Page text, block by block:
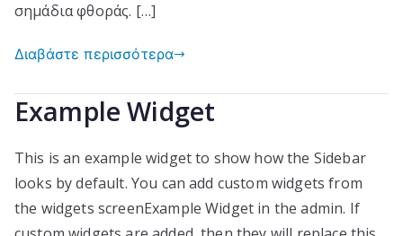
σημάδια φθοράς. […]
Διαβάστε περισσότερα
Example Widget
This is an example widget to show how the Sidebar
looks by default. You can add custom widgets from
the widgets screenExample Widget in the admin. If